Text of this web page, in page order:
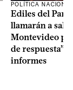
POLÍTICA
Ediles del
llamarán a sala
Montevideo
de respuesta”
informes